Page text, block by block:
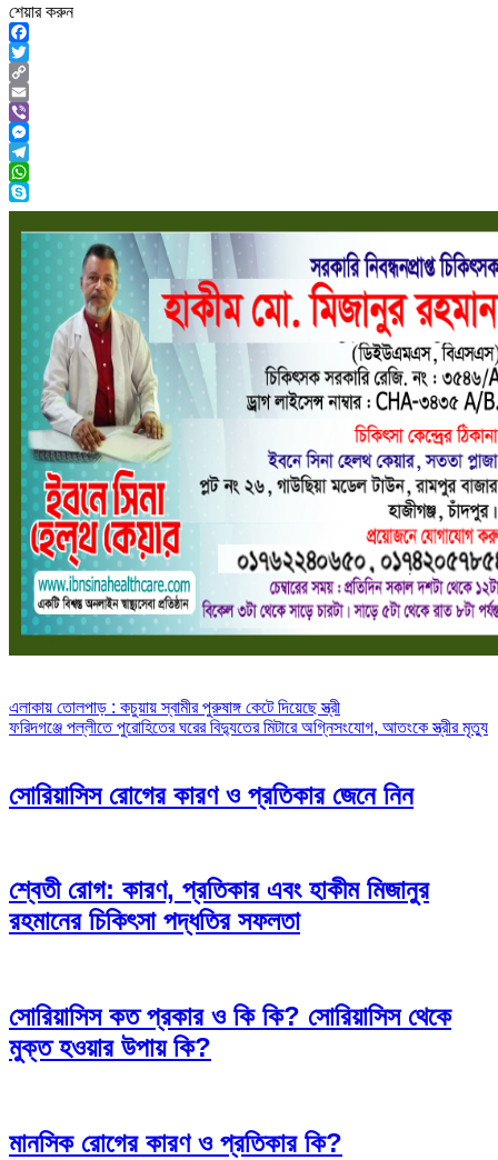
শেয়ার করুন
Facebook
Twitter
Copy
Link
Email
Viber
Messenger
Telegram
WhatsApp
Skype
Post
navigation
এলাকায় তোলপাড় : কচুয়ায় স্বামীর পুরুষাঙ্গ কেটে দিয়েছে স্ত্রী
ফরিদগঞ্জে পল্লীতে পুরোহিতের ঘরের বিদ্যুতের মিটারে অগ্নিসংযোগ, আতংকে স্ত্রীর মৃত্যু
সোরিয়াসিস রোগের কারণ ও প্রতিকার জেনে নিন
শ্বেতী রোগ: কারণ, প্রতিকার এবং হাকীম মিজানুর
রহমানের চিকিৎসা পদ্ধতির সফলতা
সোরিয়াসিস কত প্রকার ও কি কি? সোরিয়াসিস থেকে
মুক্ত হওয়ার উপায় কি?
মানসিক রোগের কারণ ও প্রতিকার কি?